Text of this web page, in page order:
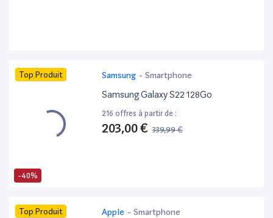
-40%
Top Produit Samsung - Smartphone
Samsung Galaxy S22 128Go
216 offres à partir de :
203,00 € 339,99 €
Top Produit Apple - Smartphone